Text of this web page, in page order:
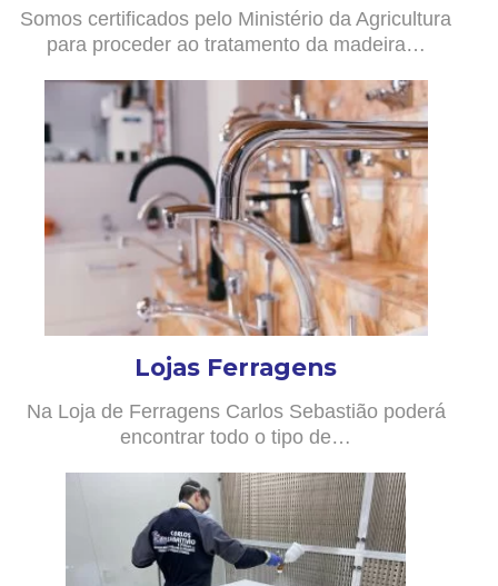
Somos certificados pelo Ministério da Agricultura
para proceder ao tratamento da madeira…
Lojas Ferragens
Na Loja de Ferragens Carlos Sebastião poderá
encontrar todo o tipo de…